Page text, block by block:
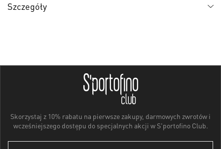
Szczegóły
Skorzystaj z 10% rabatu na pierwsze zakupy, darmowych zwrotów i
wcześniejszego dostępu do specjalnych akcji w S'portofino Club.